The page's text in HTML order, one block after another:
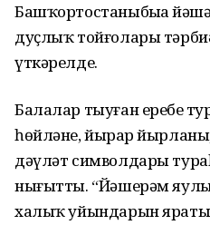
Башҡортостаныбыҙҙа
дуҫлыҡ тойғолары
үткәрелде.
Балалар тыуған еребеҙ
һөйләне, йырҙар
дәүләт символдары
нығытты. “Йәшерәм
халыҡ уйындарын